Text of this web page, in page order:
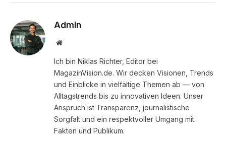
Admin
Website
Ich bin Niklas Richter, Editor bei
MagazinVision.de. Wir decken Visionen, Trends
und Einblicke in vielfältige Themen ab — von
Alltagstrends bis zu innovativen Ideen. Unser
Anspruch ist Transparenz, journalistische
Sorgfalt und ein respektvoller Umgang mit
Fakten und Publikum.